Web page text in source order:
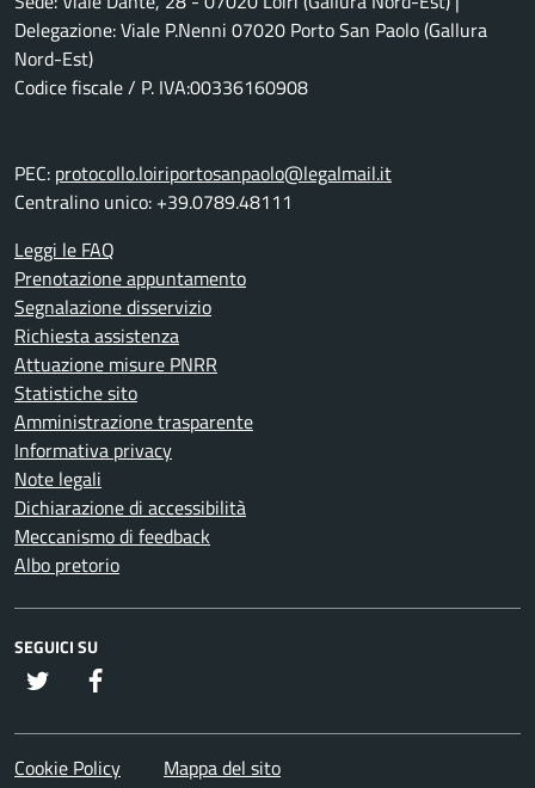
Delegazione: Viale P.Nenni 07020 Porto San Paolo (Gallura
Nord-Est)
Codice fiscale / P. IVA:00336160908
PEC: protocollo.loiriportosanpaolo@legalmail.it
Centralino unico: +39.0789.48111
Leggi le FAQ
Prenotazione appuntamento
Segnalazione disservizio
Richiesta assistenza
Attuazione misure PNRR
Statistiche sito
Amministrazione trasparente
Informativa privacy
Note legali
Dichiarazione di accessibilità
Meccanismo di feedback
Albo pretorio
SEGUICI SU
twitter
Cookie Policy Mappa del sito